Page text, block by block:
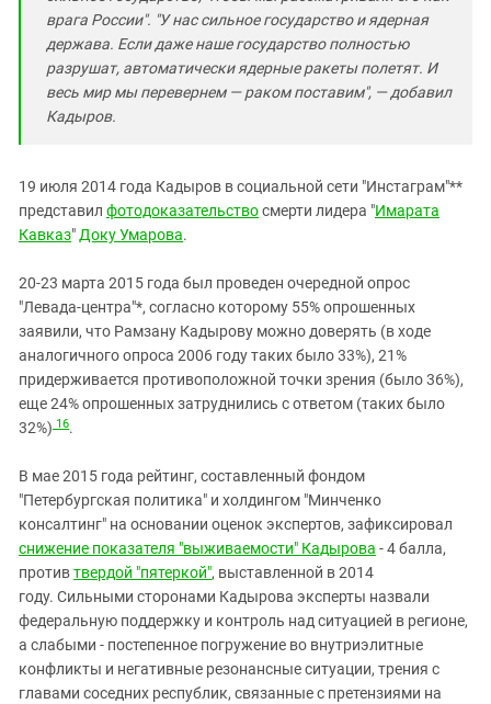
врага России". "У нас сильное государство и ядерная
держава. Если даже наше государство полностью
разрушат, автоматически ядерные ракеты полетят. И
весь мир мы перевернем — раком поставим", — добавил
Кадыров.
19 июля 2014 года Кадыров в социальной сети "Инстаграм"**
представил фотодоказательствосмерти лидера "Имарата
Кавказ" Доку Умарова.
20-23 марта 2015 года был проведен очередной опрос
"Левада-центра"*, согласно которому 55% опрошенных
заявили, что Рамзану Кадырову можно доверять (в ходе
аналогичного опроса 2006 году таких было 33%), 21%
придерживается противоположной точки зрения (было 36%),
еще 24% опрошенных затруднились с ответом (таких было
32%) 16.
В мае 2015 года рейтинг, составленный фондом
"Петербургская политика" и холдингом "Минченко
консалтинг" на основании оценок экспертов, зафиксировал
снижение показателя "выживаемости" Кадырова - 4 балла,
противтвердой "пятеркой", выставленной в 2014
году. Сильными сторонами Кадырова эксперты назвали
федеральную поддержку и контроль над ситуацией в регионе,
а слабыми - постепенное погружение во внутриэлитные
конфликты и негативные резонансные ситуации, трения с
главами соседних республик, связанные с претензиями на